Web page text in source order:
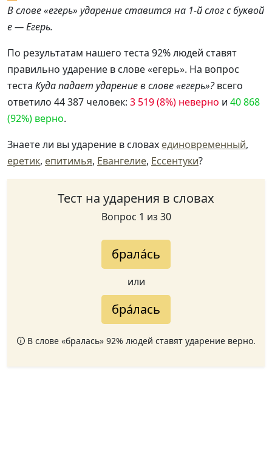
В слове «егерь» ударение ставится на 1-й слог с буквой
е — Егерь.
По результатам нашего теста 92% людей ставят
правильно ударение в слове «егерь». На вопрос
теста Куда падает ударение в слове «егерь»?всего
ответило 44 387 человек: 3 519 (8%) неверно и 40 868
(92%) верно.
Знаете ли вы ударение в словах единовременный,
еретик, епитимья, Евангелие, Ессентуки?
Тест на ударения в словах
Вопрос 1 из 30
брала́сь
или
бра́лась
🛈 В слове «бралась» 92% людей ставят ударение верно.